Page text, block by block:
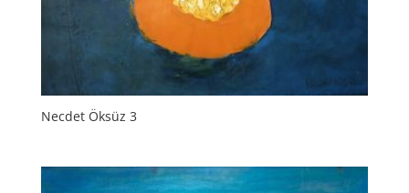
Necdet Öksüz 3